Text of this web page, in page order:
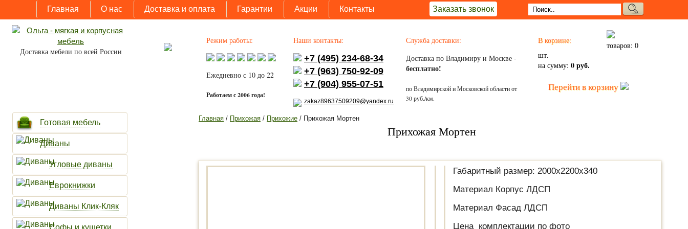
Главная О нас Доставка и оплата Гарантии Акции Контакты Заказать звонок
Доставка мебели по всей России
Режим работы:
Ежедневно с 10 до 22
Работаем с 2006 года!
Наши контакты:
+7 (495) 234-68-34
+7 (963) 750-92-09
+7 (904) 955-07-51
zakaz89637509209@yandex.ru
Служба доставки:
Доставка по Владимиру и Москве -
бесплатно!
по Владимирской и Московской области от
30 руб./км.
В корзине:
товаров: 0
шт.
на сумму: 0 руб.
Перейти в корзину
Готовая мебель
Диваны
Угловые диваны
Еврокнижки
Диваны Клик-Кляк
Софы и кушетки
Главная / Прихожая / Прихожие / Прихожая Мортен
Прихожая Мортен
Габаритный размер: 2000х2200х340
Материал Корпус ЛДСП
Материал Фасад ЛДСП
Цена комплектации по фото